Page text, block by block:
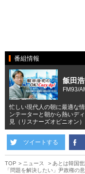
番組情報
飯田
FM93/
忙しい現代人の朝に最適な
ンテーターと朝から熱いデ
見（リスナーズオピニオン
ツイートする
TOP ニュース
あとは韓国
「問題を解決したい」尹政権の